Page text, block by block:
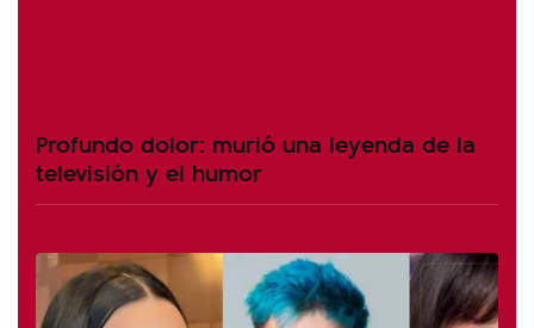
Profundo dolor: murió una leyenda de la
televisión y el humor